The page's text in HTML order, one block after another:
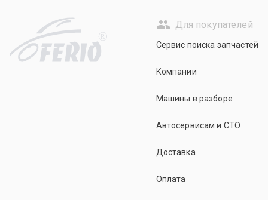
R
Для покупателей
Сервис поиска запчастей
Компании
Машины в разборе
Автосервисам и СТО
Доставка
Оплата